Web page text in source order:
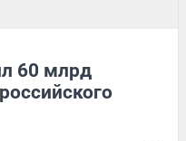
60 млрд